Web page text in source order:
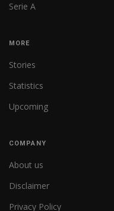
Serie A
MORE
Stories
Statistics
Upcoming
COMPANY
About us
Disclaimer
Privacy Policy